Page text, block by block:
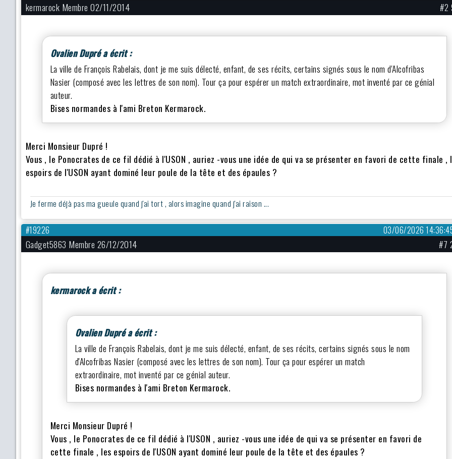
kermarock Membre 02/11/2014 #2
Ovalien Dupré a écrit :
La ville de François Rabelais, dont je me suis délecté, enfant, de ses récits, certains signés sous le nom d'Alcofribas
Nasier (composé avec les lettres de son nom). Tour ça pour espérer un match extraordinaire, mot inventé par ce génial
auteur.
Bises normandes à l'ami Breton Kermarock.
Merci Monsieur Dupré !
Vous , le Ponocrates de ce fil dédié à l'USON , auriez -vous une idée de qui va se présenter en favori de cette finale ,
espoirs de l'USON ayant dominé leur poule de la tête et des épaules ?
Je ferme déjà pas ma gueule quand j'ai tort , alors imagine quand j'ai raison ...
03/06/2026
#19226
Gadget5863 Membre 26/12/2014 #7
kermarock a écrit :
Ovalien Dupré a écrit :
La ville de François Rabelais, dont je me suis délecté, enfant, de ses récits, certains signés sous le nom
d'Alcofribas Nasier (composé avec les lettres de son nom). Tour ça pour espérer un match
extraordinaire, mot inventé par ce génial auteur.
Bises normandes à l'ami Breton Kermarock.
Merci Monsieur Dupré !
Vous , le Ponocrates de ce fil dédié à l'USON , auriez -vous une idée de qui va se présenter en favori de
cette finale , les espoirs de l'USON ayant dominé leur poule de la tête et des épaules ?